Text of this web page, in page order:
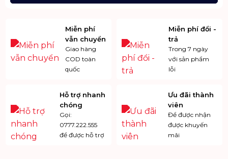
Miễn phí
vẫn chuyển
Giao hàng
COD toàn
quốc
Miễn phí đổi -
trả
Trong 7 ngày
với sản phẩm
lỗi
Hỗ trợ nhanh
chóng
Gọi:
0777.222.555
để được hỗ trợ
Ưu đãi thành
viên
Để được nhận
được khuyến
mãi